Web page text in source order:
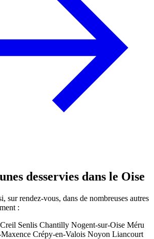
desservies dans le Oise
sur rendez-vous, dans de nombreuses autres
:
Creil Senlis Chantilly Nogent-sur-Oise Méru
Crépy-en-Valois Noyon Liancourt